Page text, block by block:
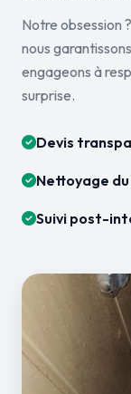
Notre obsession ?
nous
engageons à
surprise.
Devis
Nettoyage
Suivi post-